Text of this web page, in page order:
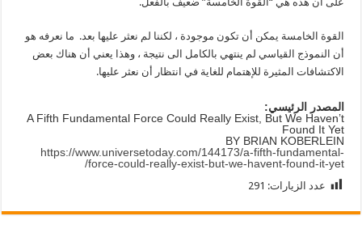
القوة الخامسة يمكن أن تكون موجودة ، لكننا لم نعثر عليها بعد. ما نعرفه هو
أن النموذج القياسي لم ينتهي بالكامل الى نتيجة ، وهذا يعني أن هناك بعض
الاكتشافات المثيرة للإهتمام للغاية في انتظار أن نعثر عليها.
المصدر الرئيسي:
A Fifth Fundamental Force Could Really Exist, But We Haven’t
Found It Yet
BY BRIAN KOBERLEIN
https://www.universetoday.com/144173/a-fifth-fundamental-
force-could-really-exist-but-we-havent-found-it-yet/
عدد الزيارات: 291